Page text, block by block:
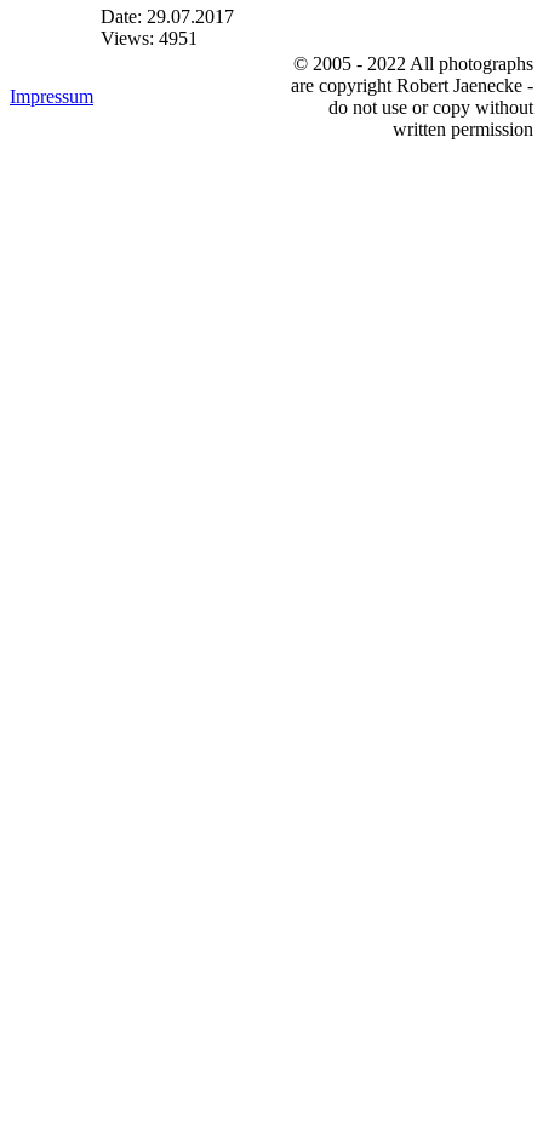
Date: 29.07.2017
Views: 4951
Impressum
© 2005 - 2022 All photographs
are copyright Robert Jaenecke -
do not use or copy without
written permission